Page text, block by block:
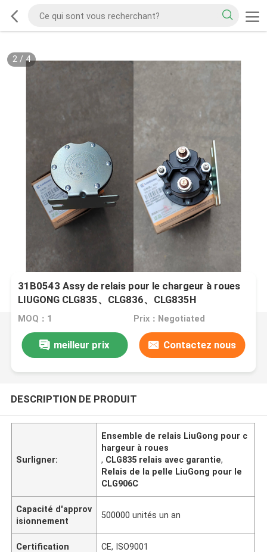
2/ 4
31B0543 Assy de relais pour le chargeur à roues
LIUGONG CLG835、CLG836、CLG835H
Excavateur CLG906C/D、CLG907D Classeur de
MOQ：1 Prix：Negotiated
meilleur prix Contactez nous
DESCRIPTION DE PRODUIT
Surligner:
Ensemble de relais LiuGong pour c
hargeur à roues
, CLG835 relais avec garantie,
Relais de la pelle LiuGong pour le
CLG906C
Capacité d'approv
isionnement
500000 unités un an
Certification CE, ISO9001